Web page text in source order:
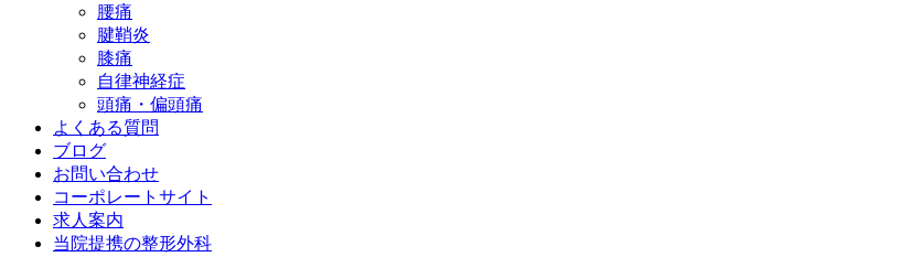
腰痛
腱鞘炎
膝痛
自律神経症
頭痛・偏頭痛
よくある質問
ブログ
お問い合わせ
コーポレートサイト
求人案内
当院提携の整形外科